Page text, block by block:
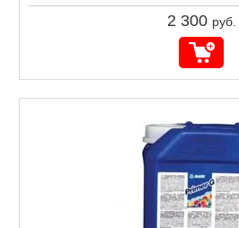
2 300 руб.